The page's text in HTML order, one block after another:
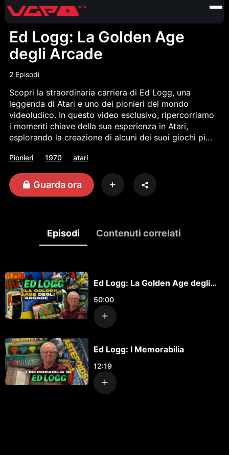
Ed Logg: La Golden Age
degli Arcade
2 Episodi
Scopri la straordinaria carriera di Ed Logg, una
leggenda di Atari e uno dei pionieri del mondo
videoludico. In questo video esclusivo, ripercorriamo
i momenti chiave della sua esperienza in Atari,
esplorando la creazione di alcuni dei suoi giochi più
Inoltre, un video extra ci porta nel cuore della sua
collezione personale di memorabilia, un vero tesoro
di ricordi legati all'epoca d'oro dei videogiochi. Un
viaggio imperdibile per gli appassionati di storia
Pionieri 1970 atari
Guarda ora
Episodi Contenuti correlati
Ed Logg: La Golden Age degli
Arcade
50:00
Ed Logg: I Memorabilia
12:19